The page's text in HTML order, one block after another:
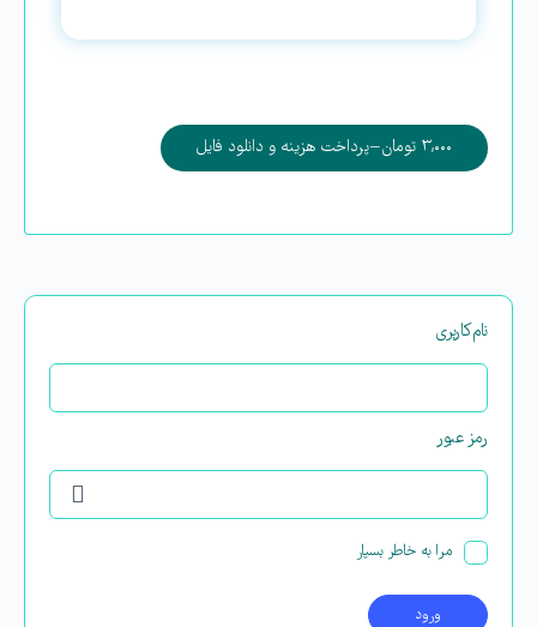
۳,۰۰۰ تومان – پرداخت هزینه و دانلود فایل
نام‌کاربری
رمز عبور
مرا به خاطر بسپار